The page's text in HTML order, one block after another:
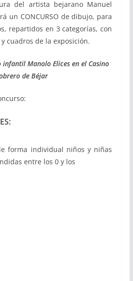
del artista bejarano Manuel
un CONCURSO de dibujo, para
repartidos en 3 categorías, con
cuadros de la exposición.
infantil Manolo Elices en el Casino
de Béjar
forma individual niños y niñas
entre los 0 y los